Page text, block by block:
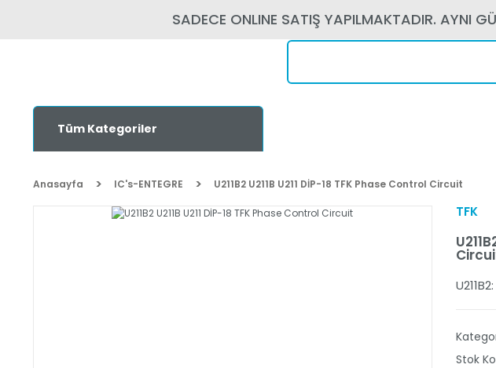
SADECE ONLINE SATIŞ YAPILMAKTADIR. AYNI
Tüm Kategoriler
Anasayfa IC's-ENTEGRE U211B2 U211B U211 DİP-18 TFK Phase Control Circuit
TFK
Stok